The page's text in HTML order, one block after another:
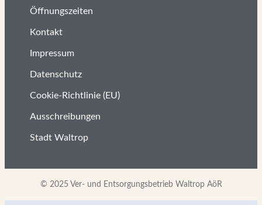
Öffnungszeiten
Kontakt
Impressum
Datenschutz
Cookie-Richtlinie (EU)
Ausschreibungen
Stadt Waltrop
© 2025 Ver- und Entsorgungsbetrieb Waltrop AöR